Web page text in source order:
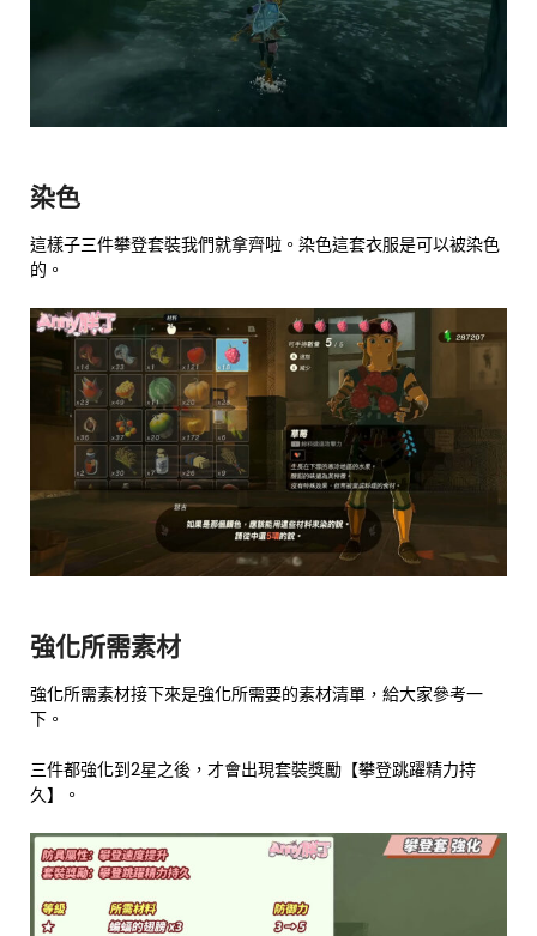
染色
這樣子三件攀登套裝我們就拿齊啦。染色這套衣服是可以被染色
的。
強化所需素材
強化所需素材接下來是強化所需要的素材清單，給大家參考一
下。
三件都強化到2星之後，才會出現套裝獎勵【攀登跳躍精力持
久】。